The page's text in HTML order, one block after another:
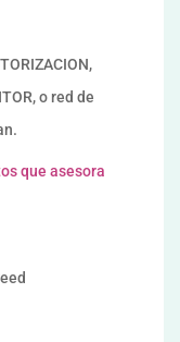
o red de
que asesora